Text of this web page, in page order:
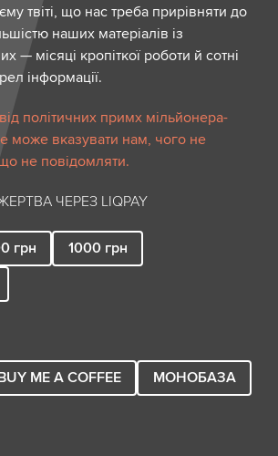
твіті, що нас треба прирівняти до
наших матеріалів із
— місяці кропіткої роботи й сотні
інформації.
політичних примх мільйонера-
може вказувати нам, чого не
не повідомляти.
ЧЕРЕЗ LIQPAY
грн 1000 грн
ME A COFFEE
МОНОБАЗА